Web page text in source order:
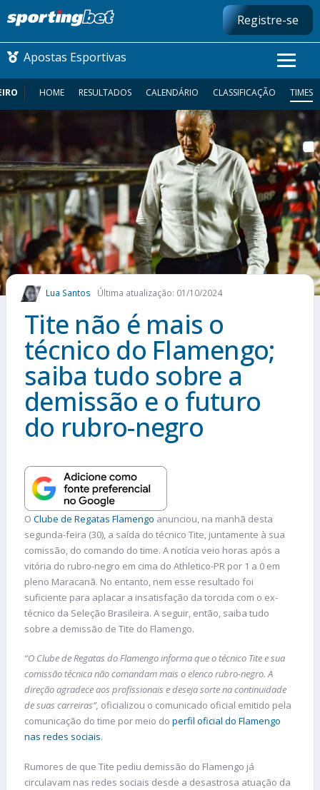
Registre-se
Apostas Esportivas
CONMEBOL LIBERTADORES
FUTEBOL NACIONAL
FUTEBOL INTERNACIONAL
COMO APOSTAR
MAIS ESPORTES
HOME RESULTADOS CALENDÁRIO CLASSIFICAÇÃO TIMES
Lua Santos Última atualização: 01/10/2024
Tite não é mais o
técnico do Flamengo;
saiba tudo sobre a
demissão e o futuro
do rubro-negro
O Clube de Regatas Flamengo anunciou, na manhã desta
segunda-feira (30), a saída do técnico Tite, juntamente à sua
comissão, do comando do time. A notícia veio horas após a
vitória do rubro-negro em cima do Athletico-PR por 1 a 0 em
pleno Maracanã. No entanto, nem esse resultado foi
suficiente para aplacar a insatisfação da torcida com o ex-
técnico da Seleção Brasileira. A seguir, então, saiba tudo
sobre a demissão de Tite do Flamengo.
“O Clube de Regatas do Flamengo informa que o técnico Tite e sua
comissão técnica não comandam mais o elenco rubro-negro. A
direção agradece aos profissionais e deseja sorte na continuidade
de suas carreiras”, oficializou o comunicado oficial emitido pela
comunicação do time por meio do perfil oficial do Flamengo
nas redes sociais.
Rumores de que Tite pediu demissão do Flamengo já
circulavam nas redes sociais desde a desastrosa atuação da